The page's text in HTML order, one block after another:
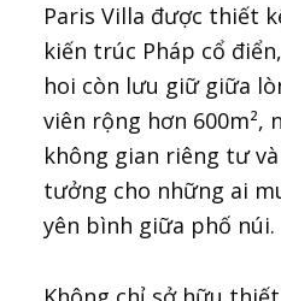
Paris Villa được thiết
kiến trúc Pháp cổ
hoi còn lưu giữ giữa
viên rộng hơn 600m²,
không gian riêng tư
tưởng cho những ai
yên bình giữa phố núi.